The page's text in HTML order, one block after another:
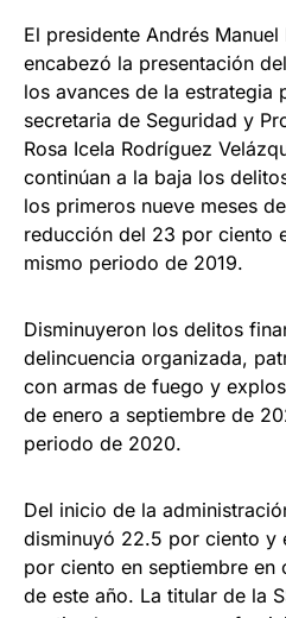
El presidente Andrés
encabezó la presentación
los avances de la estrategia
secretaria de Seguridad y
Rosa Icela Rodríguez
continúan a la baja los
los primeros nueve meses
reducción del 23 por ciento
mismo periodo de 2019.
Disminuyeron los delitos
delincuencia organizada,
con armas de fuego y
de enero a septiembre de
periodo de 2020.
Del inicio de la
disminuyó 22.5 por ciento y
por ciento en septiembre
de este año. La titular de la